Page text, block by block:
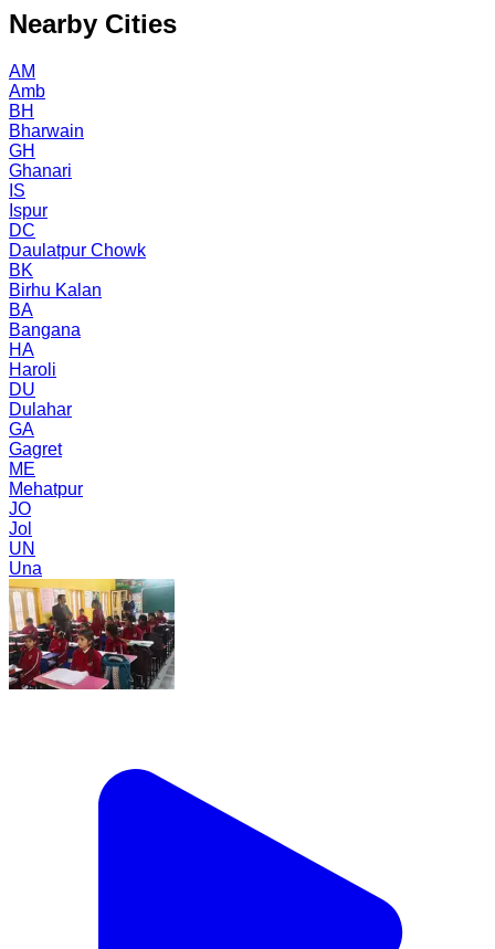
Nearby Cities
AM
Amb
BH
Bharwain
GH
Ghanari
IS
Ispur
DC
Daulatpur Chowk
BK
Birhu Kalan
BA
Bangana
HA
Haroli
DU
Dulahar
GA
Gagret
ME
Mehatpur
JO
Jol
UN
Una